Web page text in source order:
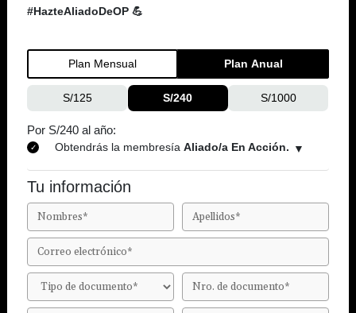
#HazteAliadoDeOP 💪
Plan Mensual Plan Anual
S/125 S/240 S/1000
Por S/240 al año:
Obtendrás la membresía Aliado/a En Acción.
Tu información